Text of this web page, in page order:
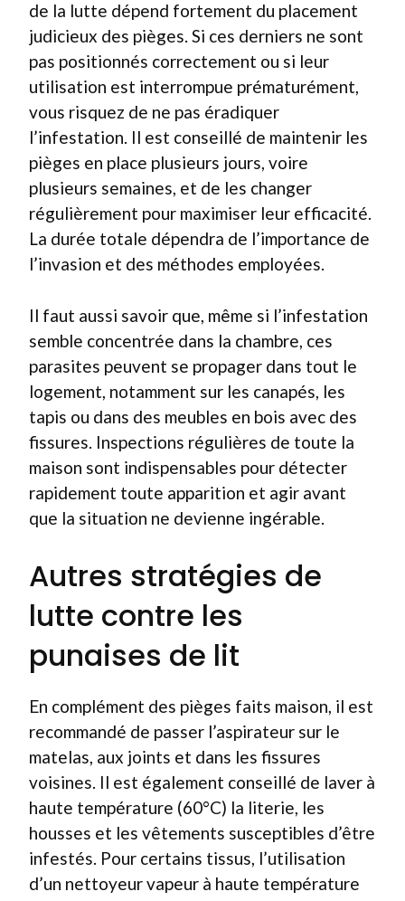
de la lutte dépend fortement du placement
judicieux des pièges. Si ces derniers ne sont
pas positionnés correctement ou si leur
utilisation est interrompue prématurément,
vous risquez de ne pas éradiquer
l’infestation. Il est conseillé de maintenir les
pièges en place plusieurs jours, voire
plusieurs semaines, et de les changer
régulièrement pour maximiser leur efficacité.
La durée totale dépendra de l’importance de
l’invasion et des méthodes employées.
Il faut aussi savoir que, même si l’infestation
semble concentrée dans la chambre, ces
parasites peuvent se propager dans tout le
logement, notamment sur les canapés, les
tapis ou dans des meubles en bois avec des
fissures. Inspections régulières de toute la
maison sont indispensables pour détecter
rapidement toute apparition et agir avant
que la situation ne devienne ingérable.
Autres stratégies de
lutte contre les
punaises de lit
En complément des pièges faits maison, il est
recommandé de passer l’aspirateur sur le
matelas, aux joints et dans les fissures
voisines. Il est également conseillé de laver à
haute température (60°C) la literie, les
housses et les vêtements susceptibles d’être
infestés. Pour certains tissus, l’utilisation
d’un nettoyeur vapeur à haute température